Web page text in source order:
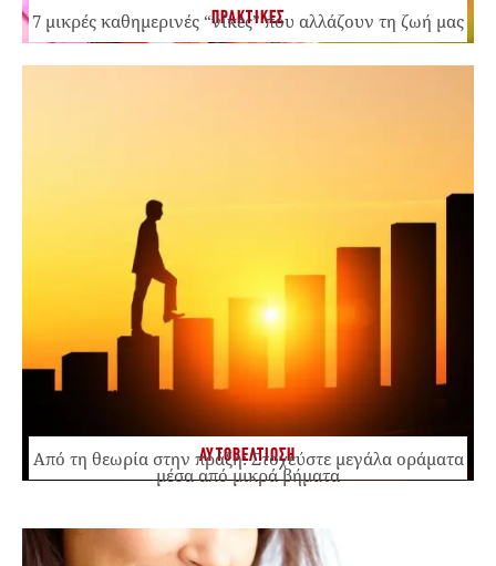
ΠΡΑΚΤΙΚΕΣ
7 μικρές καθημερινές “νίκες” που αλλάζουν τη ζωή μας
ΑΥΤΟΒΕΛΤΙΩΣΗ
Από τη θεωρία στην πράξη: Στοχεύστε μεγάλα οράματα
μέσα από μικρά βήματα